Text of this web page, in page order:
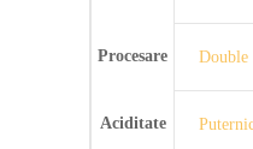
Procesare Double
Aciditate